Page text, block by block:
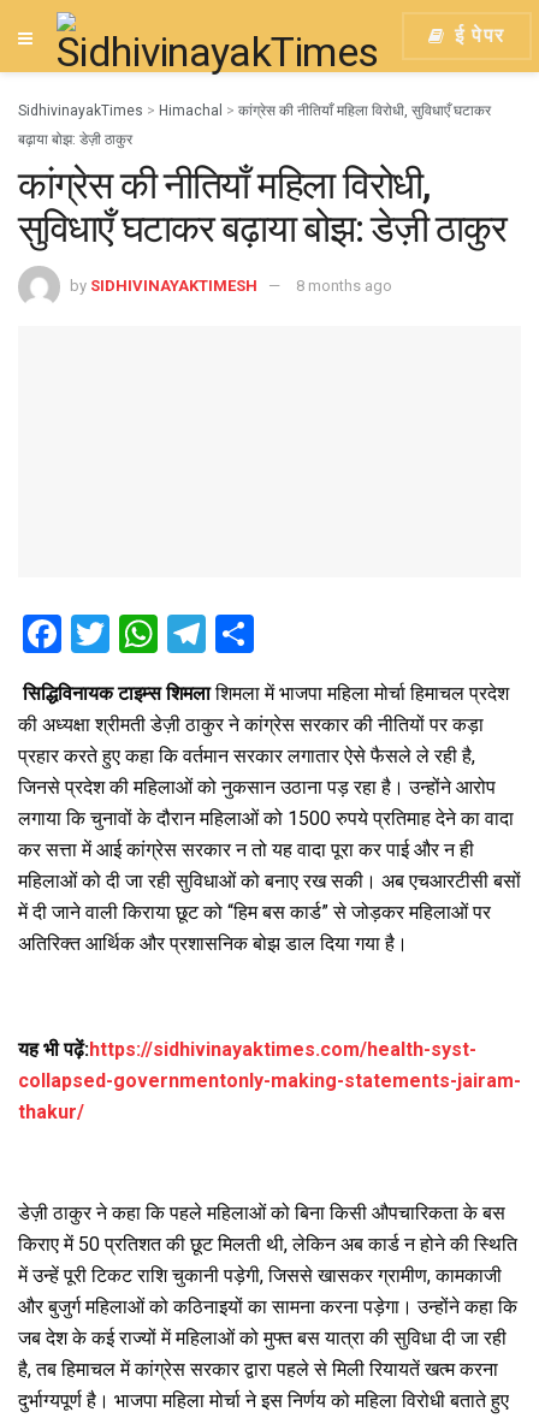
ई पेपर
SidhivinayakTimes > Himachal > कांग्रेस की नीतियाँ महिला विरोधी, सुविधाएँ घटाकर
बढ़ाया बोझ: डेज़ी ठाकुर
कांग्रेस की नीतियाँ महिला विरोधी,
सुविधाएँ घटाकर बढ़ाया बोझ: डेज़ी ठाकुर
by SIDHIVINAYAKTIMESH 8 months ago
F
a
ce
b
o
o
k
T
tt
er
W
h
at
s
A
p
p
T
el
e
gr
a
m
h
ar
e
सिद्धिविनायक टाइम्स शिमलाशिमला में भाजपा महिला मोर्चा हिमाचल प्रदेश
की अध्यक्षा श्रीमती डेज़ी ठाकुर ने कांग्रेस सरकार की नीतियों पर कड़ा
प्रहार करते हुए कहा कि वर्तमान सरकार लगातार ऐसे फैसले ले रही है,
जिनसे प्रदेश की महिलाओं को नुकसान उठाना पड़ रहा है। उन्होंने आरोप
लगाया कि चुनावों के दौरान महिलाओं को 1500 रुपये प्रतिमाह देने का वादा
कर सत्ता में आई कांग्रेस सरकार न तो यह वादा पूरा कर पाई और न ही
महिलाओं को दी जा रही सुविधाओं को बनाए रख सकी। अब एचआरटीसी बसों
में दी जाने वाली किराया छूट को “हिम बस कार्ड” से जोड़कर महिलाओं पर
अतिरिक्त आर्थिक और प्रशासनिक बोझ डाल दिया गया है।
यह भी पढ़ें:https://sidhivinayaktimes.com/health-syst-
collapsed-governmentonly-making-statements-jairam-
thakur/
डेज़ी ठाकुर ने कहा कि पहले महिलाओं को बिना किसी औपचारिकता के बस
किराए में 50 प्रतिशत की छूट मिलती थी, लेकिन अब कार्ड न होने की स्थिति
में उन्हें पूरी टिकट राशि चुकानी पड़ेगी, जिससे खासकर ग्रामीण, कामकाजी
और बुजुर्ग महिलाओं को कठिनाइयों का सामना करना पड़ेगा। उन्होंने कहा कि
जब देश के कई राज्यों में महिलाओं को मुफ्त बस यात्रा की सुविधा दी जा रही
है, तब हिमाचल में कांग्रेस सरकार द्वारा पहले से मिली रियायतें खत्म करना
दुर्भाग्यपूर्ण है। भाजपा महिला मोर्चा ने इस निर्णय को महिला विरोधी बताते हुए